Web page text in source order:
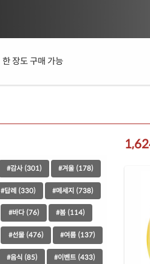
한 장도 구매 가능
#감사 (301) #겨울 (178)
#답례 (330) #메세지 (738)
#바다 (76) #봄 (114)
#선물 (476) #여름 (137)
#음식 (85) #이벤트 (433)